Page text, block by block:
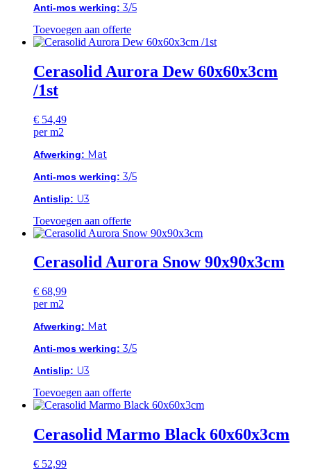
Anti-mos werking: 3/5
Toevoegen aan offerte
Cerasolid Aurora Dew 60x60x3cm
/1st
€ 54,49
per m2
Afwerking: Mat
Anti-mos werking: 3/5
Antislip: U3
Toevoegen aan offerte
Cerasolid Aurora Snow 90x90x3cm
€ 68,99
per m2
Afwerking: Mat
Anti-mos werking: 3/5
Antislip: U3
Toevoegen aan offerte
Cerasolid Marmo Black 60x60x3cm
€ 52,99